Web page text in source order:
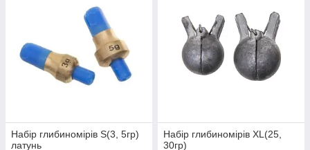
Набір глибиномірів S(3, 5гр)
латунь
Набір глибиномірів XL(25,
30гр)